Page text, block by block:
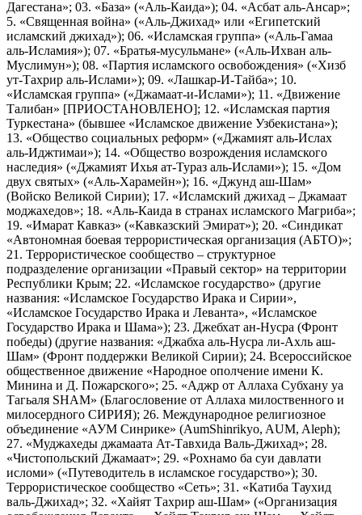
Дагестана»; 03. «База» («Аль-Каида»); 04. «Асбат аль-Ансар»;
5. «Священная война» («Аль-Джихад» или «Египетский
исламский джихад»); 06. «Исламская группа» («Аль-Гамаа
аль-Исламия»); 07. «Братья-мусульмане» («Аль-Ихван аль-
Муслимун»); 08. «Партия исламского освобождения» («Хизб
ут-Тахрир аль-Ислами»); 09. «Лашкар-И-Тайба»; 10.
«Исламская группа» («Джамаат-и-Ислами»); 11. «Движение
Талибан» [ПРИОСТАНОВЛЕНО]; 12. «Исламская партия
Туркестана» (бывшее «Исламское движение Узбекистана»);
13. «Общество социальных реформ» («Джамият аль-Ислах
аль-Иджтимаи»); 14. «Общество возрождения исламского
наследия» («Джамият Ихья ат-Тураз аль-Ислами»); 15. «Дом
двух святых» («Аль-Харамейн»); 16. «Джунд аш-Шам»
(Войско Великой Сирии); 17. «Исламский джихад – Джамаат
моджахедов»; 18. «Аль-Каида в странах исламского Магриба»;
19. «Имарат Кавказ» («Кавказский Эмират»); 20. «Синдикат
«Автономная боевая террористическая организация (АБТО)»;
21. Террористическое сообщество – структурное
подразделение организации «Правый сектор» на территории
Республики Крым; 22. «Исламское государство» (другие
названия: «Исламское Государство Ирака и Сирии»,
«Исламское Государство Ирака и Леванта», «Исламское
Государство Ирака и Шама»); 23. Джебхат ан-Нусра (Фронт
победы) (другие названия: «Джабха аль-Нусра ли-Ахль аш-
Шам» (Фронт поддержки Великой Сирии); 24. Всероссийское
общественное движение «Народное ополчение имени К.
Минина и Д. Пожарского»; 25. «Аджр от Аллаха Субхану уа
Тагьаля SHAM» (Благословение от Аллаха милоственного и
милосердного СИРИЯ); 26. Международное религиозное
объединение «АУМ Синрике» (AumShinrikyo, AUM, Aleph);
27. «Муджахеды джамаата Ат-Тавхида Валь-Джихад»; 28.
«Чистопольский Джамаат»; 29. «Рохнамо ба суи давлати
исломи» («Путеводитель в исламское государство»); 30.
Террористическое сообщество «Сеть»; 31. «Катиба Таухид
валь-Джихад»; 32. «Хайят Тахрир аш-Шам» («Организация